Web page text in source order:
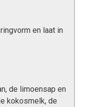
en laat in
de limoensap en
kokosmelk, de